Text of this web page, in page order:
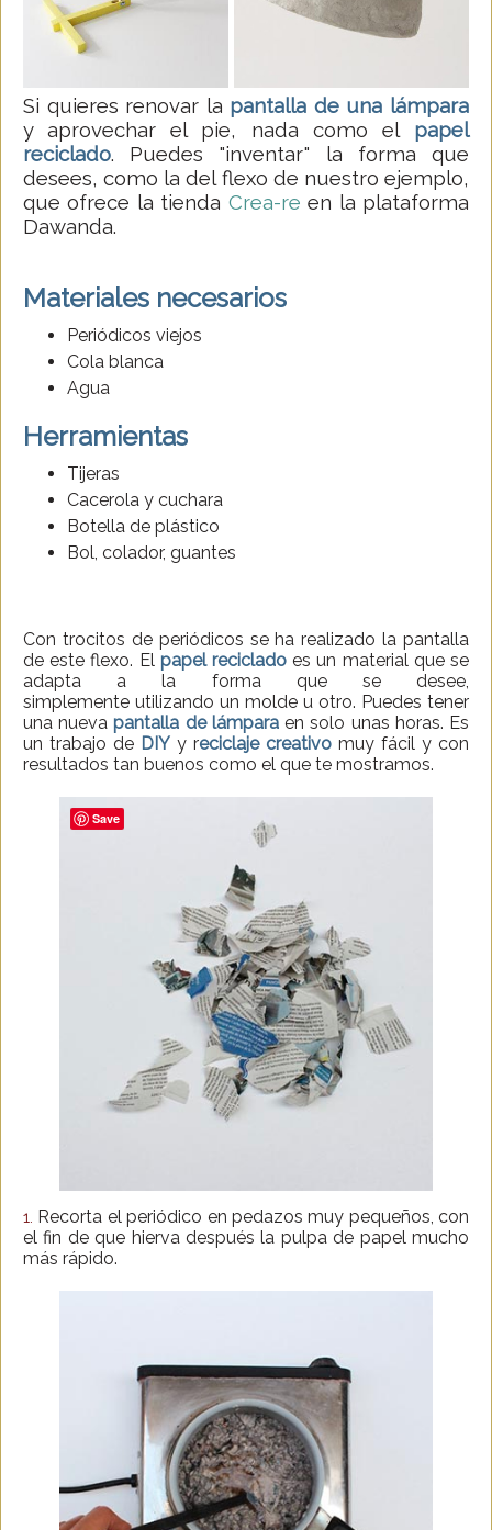
Si quieres renovar la pantalla de una lámpara
y aprovechar el pie, nada como el papel
reciclado. Puedes "inventar" la forma que
desees, como la del flexo de nuestro ejemplo,
que ofrece la tienda Crea-re en la plataforma
Dawanda.
Materiales necesarios
Periódicos viejos
Cola blanca
Agua
Herramientas
Tijeras
Cacerola y cuchara
Botella de plástico
Bol, colador, guantes
Con trocitos de periódicos se ha realizado la pantalla
de este flexo. El papel reciclado es un material que se
adapta a la forma que se desee,
simplemente utilizando un molde u otro. Puedes tener
una nuevapantalla de lámparaen solo unas horas. Es
un trabajo de DIY y reciclaje creativo muy fácil y con
resultados tan buenos como el que te mostramos.
1. Recorta el periódico en pedazos muy pequeños, con
el fin de que hierva después la pulpa de papel mucho
más rápido.
Save